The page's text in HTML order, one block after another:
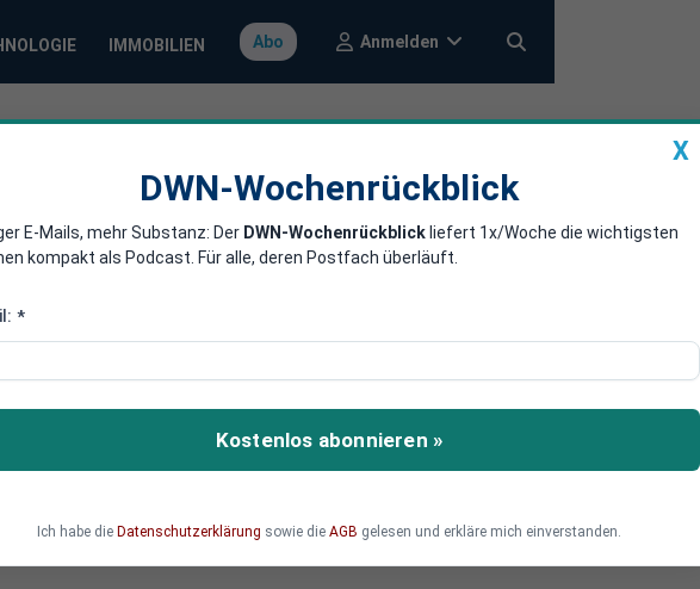
IMMOBILIEN Abo Anmelden
Irland zu Bailout
Chef Trichet den
gezwungen haben soll. Der
sie zurück und will eine
X
DWN-Wochenrückblick
E-Mails, mehr Substanz: Der DWN-Wochenrückblick liefert 1x/Woche die wichtigsten
kompakt als Podcast. Für alle, deren Postfach überläuft.
*
Kostenlos abonnieren »
Ich habe die Datenschutzerklärung sowie die AGB gelesen und erkläre mich einverstanden.